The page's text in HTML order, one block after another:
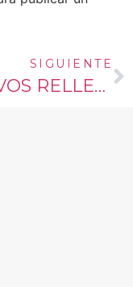
SIGUIENTE
HUEVOS RELLENOS DE ARAÑAS